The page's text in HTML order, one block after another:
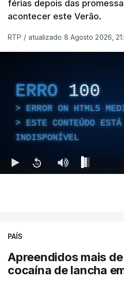
férias depois das
acontecer este Verão.
RTP / atualizado 8 Agosto 2026,
ERRO 100
ERROR ON HTML5
ESTE CONTEÚDO
INDISPONÍVEL
PAÍS
Apreendidos mais
cocaína de lancha